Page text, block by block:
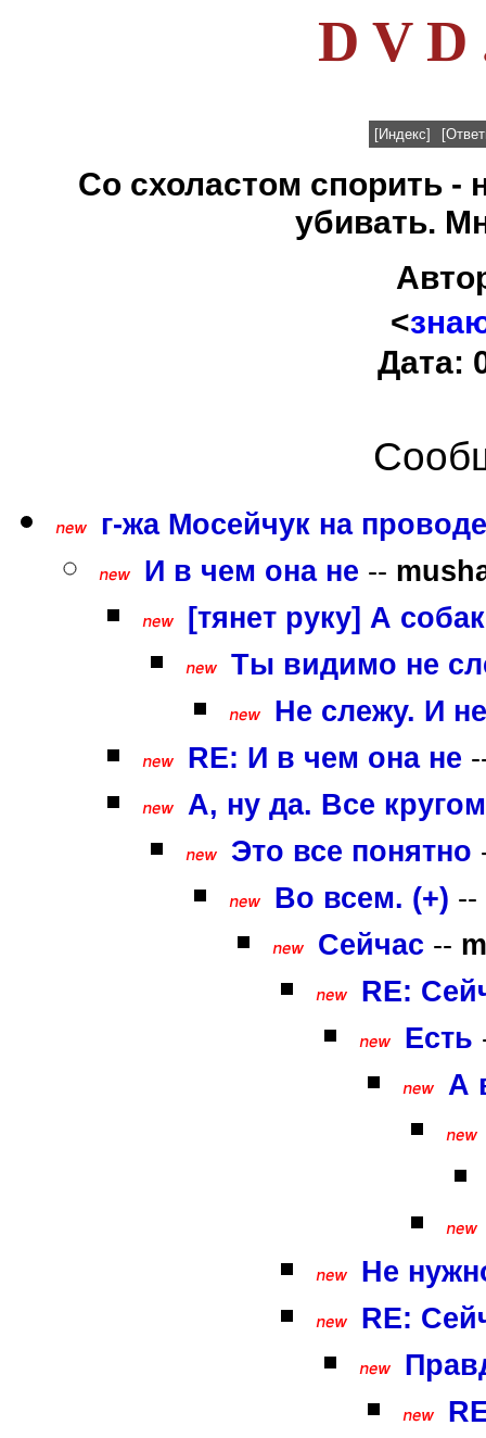
D V D
[Индекс]
Со схоластом спорить -
убивать.
<
Дата:
г-жа Мосейчук на
И в чем она не --
[тянет руку] А
Ты видимо не
Не слежу. И
RE: И в чем она не
А, ну да. Все
Это все понятно
Во всем. (+) --
Сейчас --
RE:
Есть
А
Не
RE: